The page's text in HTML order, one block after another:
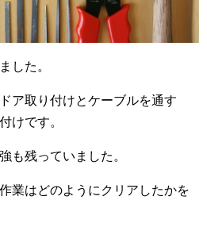
した。
ア取り付けとケーブルを通す
けです。
も残っていました。
業はどのようにクリアしたかを